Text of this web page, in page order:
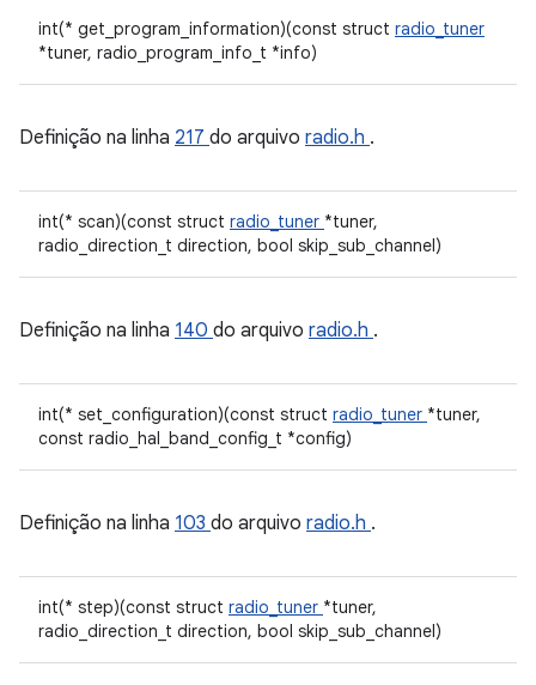
int(* get_program_information)(const struct radio_tuner
*tuner, radio_program_info_t *info)
Definição na linha 217 do arquivo radio.h .
int(* scan)(const struct radio_tuner *tuner,
radio_direction_t direction, bool skip_sub_channel)
Definição na linha 140 do arquivo radio.h .
int(* set_configuration)(const struct radio_tuner *tuner,
const radio_hal_band_config_t *config)
Definição na linha 103 do arquivo radio.h .
int(* step)(const struct radio_tuner *tuner,
radio_direction_t direction, bool skip_sub_channel)